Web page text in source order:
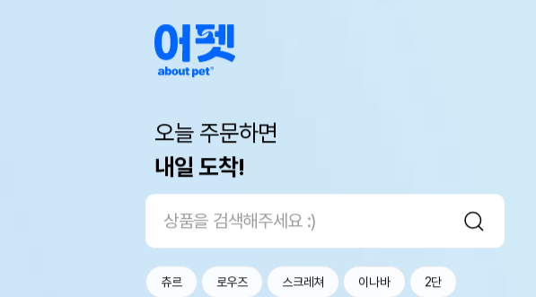
오늘 주문하면
내일 도착!
츄르 로우즈 스크레쳐 이나바 2단